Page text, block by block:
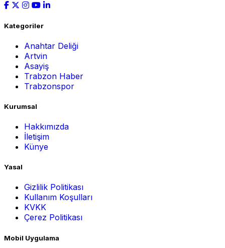
Kategoriler
Anahtar Deliği
Artvin
Asayiş
Trabzon Haber
Trabzonspor
Kurumsal
Hakkımızda
İletişim
Künye
Yasal
Gizlilik Politikası
Kullanım Koşulları
KVKK
Çerez Politikası
Mobil Uygulama